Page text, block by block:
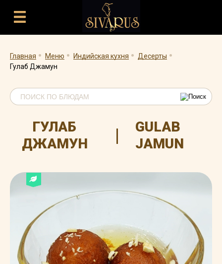
Главная . Меню . Индийская кухня . Десерты .
Гулаб Джамун
ГУЛАБ
ДЖАМУН
|
GULAB
JAMUN